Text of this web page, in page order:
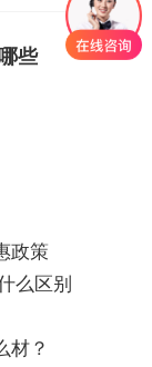
介；7、企业...
些
政策
么区别
材？